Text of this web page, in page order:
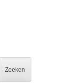
Zoeken